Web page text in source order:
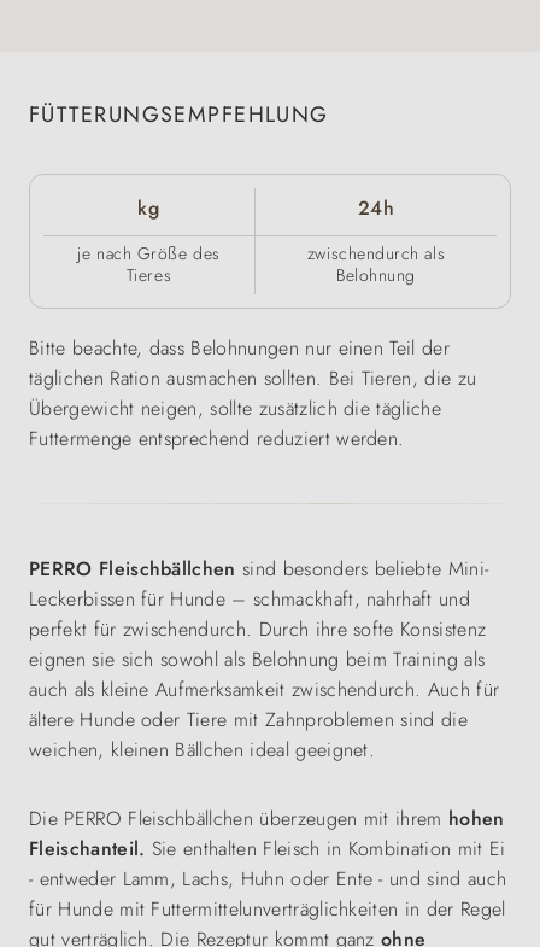
FÜTTERUNGSEMPFEHLUNG
kg 24h
je nach Größe des
Tieres
zwischendurch als
Belohnung
Bitte beachte, dass Belohnungen nur einen Teil der
täglichen Ration ausmachen sollten. Bei Tieren, die zu
Übergewicht neigen, sollte zusätzlich die tägliche
Futtermenge entsprechend reduziert werden.
PERRO Fleischbällchen sind besonders beliebte Mini-
Leckerbissen für Hunde – schmackhaft, nahrhaft und
perfekt für zwischendurch. Durch ihre softe Konsistenz
eignen sie sich sowohl als Belohnung beim Training als
auch als kleine Aufmerksamkeit zwischendurch. Auch für
ältere Hunde oder Tiere mit Zahnproblemen sind die
weichen, kleinen Bällchen ideal geeignet.
Die PERRO Fleischbällchen überzeugen mit ihrem hohen
Fleischanteil. Sie enthalten Fleisch in Kombination mit Ei
- entweder Lamm, Lachs, Huhn oder Ente - und sind auch
für Hunde mit Futtermittelunverträglichkeiten in der Regel
gut verträglich. Die Rezeptur kommt ganzohne